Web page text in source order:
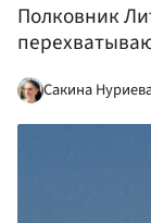
Полковник
Сакина